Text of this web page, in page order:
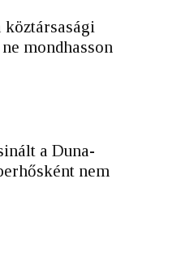
mondhasson
a Duna-
nem